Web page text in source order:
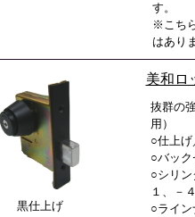
す。
※こち
はあり
黒仕上げ
美和ロ
抜群の
用）
○仕上
○バッ
○シリン
１、－
○ライン